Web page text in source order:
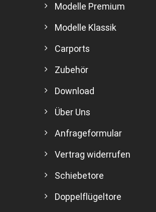
Modelle Premium
Modelle Klassik
Carports
Zubehör
Download
Über Uns
Anfrageformular
Vertrag widerrufen
Schiebetore
Doppelflügeltore